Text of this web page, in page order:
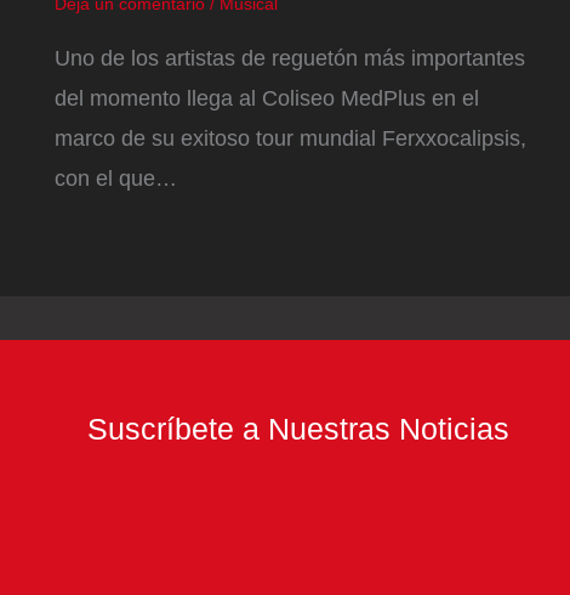
Uno de los artistas de reguetón más importantes
del momento llega al Coliseo MedPlus en el
marco de su exitoso tour mundial Ferxxocalipsis,
con el que…
Suscríbete a Nuestras Noticias